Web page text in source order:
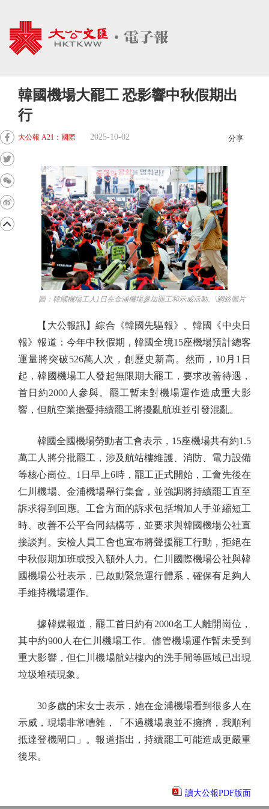
韓國機場大罷工 恐影響中秋假期出
行
大公報 A21：國際 2025-10-02 分享
圖：韓國機場工人1日在金浦機場參加罷工和示威活動。\網絡圖片
【大公報訊】綜合《韓國先驅報》、韓國《中央日
報》報道：今年中秋假期，韓國全境15座機場預計總客
運量將突破526萬人次，創歷史新高。然而，10月1日
起，韓國機場工人發起無限期大罷工，要求改善待遇，
首日約2000人參與。罷工暫未對機場運作造成重大影
響，但航空業擔憂持續罷工將擾亂航班並引發混亂。
韓國全國機場勞動者工會表示，15座機場共有約1.5
萬工人將分批罷工，涉及航站樓維護、消防、電力設備
等核心崗位。1日早上6時，罷工正式開始，工會先後在
仁川機場、金浦機場舉行集會，並強調將持續罷工直至
訴求得到回應。工會方面的訴求包括增加人手並縮短工
時、改善不公平合同結構等，並要求與韓國機場公社直
接談判。安檢人員工會也宣布將聲援罷工行動，拒絕在
中秋假期加班或投入額外人力。仁川國際機場公社與韓
國機場公社表示，已啟動緊急運行體系，確保有足夠人
手維持機場運作。
據韓媒報道，罷工首日約有2000名工人離開崗位，
其中約900人在仁川機場工作。儘管機場運作暫未受到
重大影響，但仁川機場航站樓內的洗手間等區域已出現
垃圾堆積現象。
30多歲的宋女士表示，她在金浦機場看到很多人在
示威，現場非常嘈雜，「不過機場裏並不擁擠，我順利
抵達登機閘口」。報道指出，持續罷工可能造成更嚴重
後果。
讀大公報PDF版面